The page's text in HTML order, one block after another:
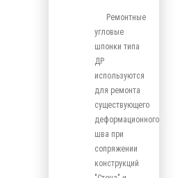
Ремонтные
угловые
шпонки типа
ДР
используются
для ремонта
существующего
деформационного
шва при
сопряжении
конструкций